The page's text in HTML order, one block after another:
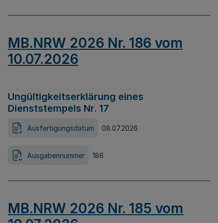
MB.NRW 2026 Nr. 186 vom
10.07.2026
Ungültigkeitserklärung eines
Dienststempels Nr. 17
Ausfertigungsdatum 08.07.2026
Ausgabennummer 186
MB.NRW 2026 Nr. 185 vom